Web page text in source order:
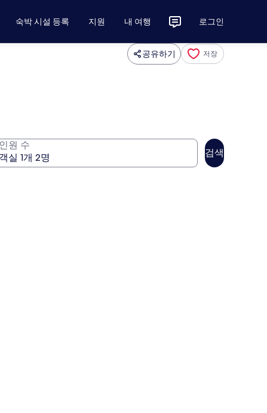
숙박 시설 등록 지원 내 여행 로그인
공유하기 저장
인원 수
검색